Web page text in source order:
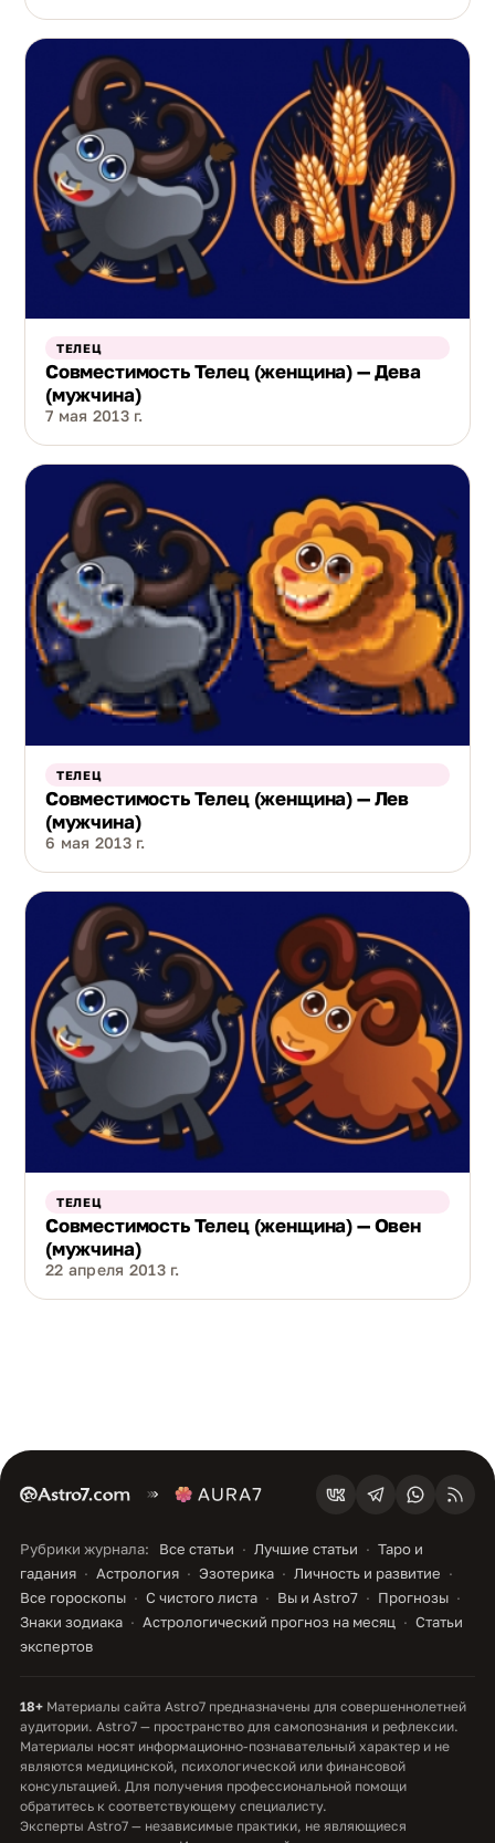
ТЕЛЕЦ
Совместимость Телец (женщина) — Дева
(мужчина)
7 мая 2013 г.
ТЕЛЕЦ
Совместимость Телец (женщина) — Лев
(мужчина)
6 мая 2013 г.
ТЕЛЕЦ
Совместимость Телец (женщина) — Овен
(мужчина)
22 апреля 2013 г.
Рубрики журнала: Все статьи Лучшие статьи
Таро и
гадания
Астрология Эзотерика
Личность и развитие
Все гороскопы
С чистого листа Вы и Astro7
Прогнозы
Знаки зодиака
Астрологический прогноз на месяц
Статьи
экспертов
18+ Материалы сайта Astro7 предназначены для совершеннолетней
аудитории. Astro7 — пространство для самопознания и рефлексии.
Материалы носят информационно-познавательный характер и не
являются медицинской, психологической или финансовой
консультацией. Для получения профессиональной помощи
обратитесь к соответствующему специалисту.
Эксперты Astro7 — независимые практики, не являющиеся